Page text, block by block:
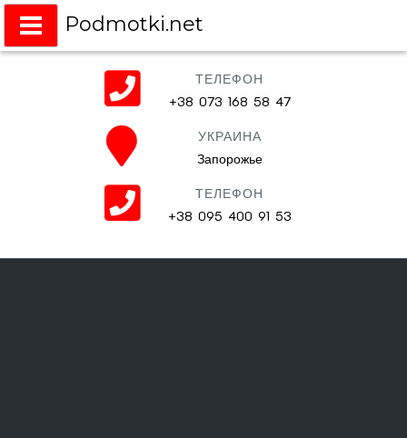
Podmotki.net
Подмотки на любое авто
ТЕЛЕФОН
+38 073 168 58 47
УКРАИНА
Запорожье
ТЕЛЕФОН
+38 095 400 91 53